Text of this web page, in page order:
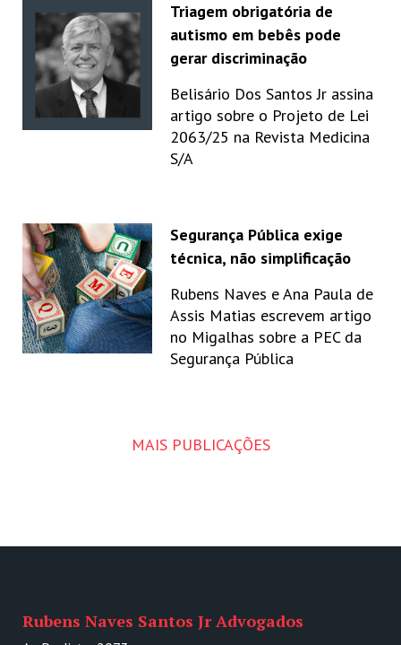
Triagem obrigatória de
autismo em bebês pode
gerar discriminação
Belisário Dos Santos Jr assina
artigo sobre o Projeto de Lei
2063/25 na Revista Medicina
S/A
Segurança Pública exige
técnica, não simplificação
Rubens Naves e Ana Paula de
Assis Matias escrevem artigo
no Migalhas sobre a PEC da
Segurança Pública
MAIS PUBLICAÇÕES
Rubens Naves Santos Jr Advogados